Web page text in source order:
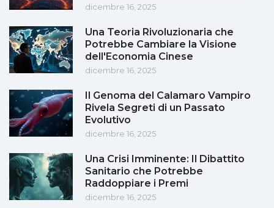
dicembre 16, 2025
Una Teoria Rivoluzionaria che
Potrebbe Cambiare la Visione
dell'Economia Cinese
dicembre 16, 2025
Il Genoma del Calamaro Vampiro
Rivela Segreti di un Passato
Evolutivo
dicembre 16, 2025
Una Crisi Imminente: Il Dibattito
Sanitario che Potrebbe
Raddoppiare i Premi
dicembre 16, 2025